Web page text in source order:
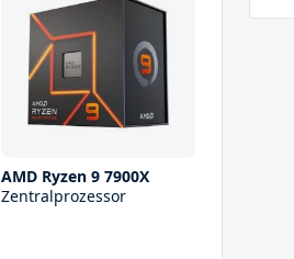
AMD Ryzen 9 7900X
Zentralprozessor